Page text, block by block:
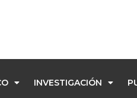
INVESTIGACIÓN